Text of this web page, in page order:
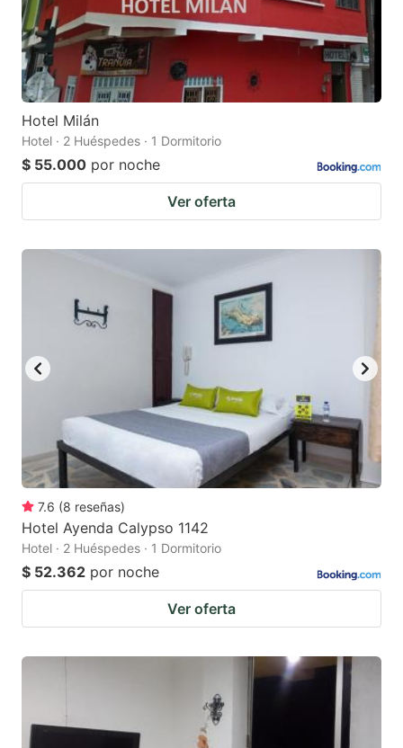
Hotel Milán
Hotel · 2 Huéspedes · 1 Dormitorio
$ 55.000 por noche
Ver oferta
7.6 (8 reseñas)
Hotel Ayenda Calypso 1142
Hotel · 2 Huéspedes · 1 Dormitorio
$ 52.362 por noche
Ver oferta